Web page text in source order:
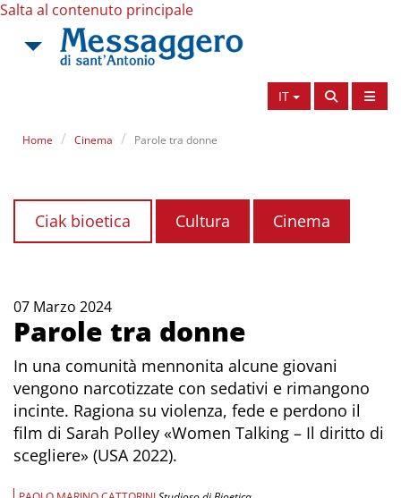
Salta al contenuto principale
IT
Home Cinema Parole tra donne
Ciak bioetica Cultura Cinema
07 Marzo 2024
Parole tra donne
In una comunità mennonita alcune giovani
vengono narcotizzate con sedativi e rimangono
incinte. Ragiona su violenza, fede e perdono il
film di Sarah Polley «Women Talking – Il diritto di
scegliere» (USA 2022).